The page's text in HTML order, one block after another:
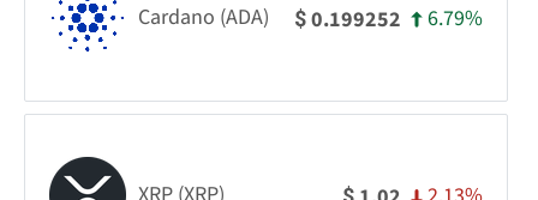
Cardano (ADA) $0.199252 6.79%